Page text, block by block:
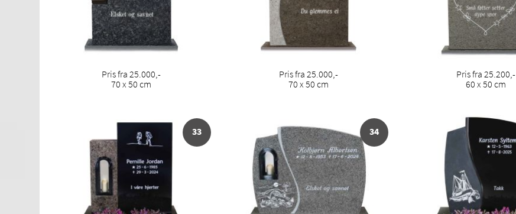
Pris fra 25.000,-
70 x 50 cm
Pris fra 25.000,-
70 x 50 cm
Pris fra 25.200,-
60 x 50 cm
33 34